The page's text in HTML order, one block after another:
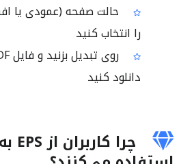
حالت صفحه (عمودی یا
را انتخاب کنید
دانلود کنید